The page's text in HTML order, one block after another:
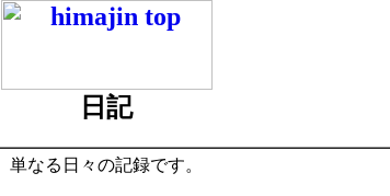
日記
単なる日々の記録です。